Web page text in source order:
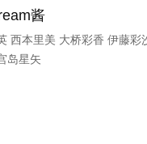
酱
香 加藤英美里 日笠阳子 金元寿子 前岛亚美 小泽亚李 上坂堇 中上育实 秦佐和子 相羽爱奈 工藤晴香 中岛由贵 樱川惠 志崎桦
岛星矢